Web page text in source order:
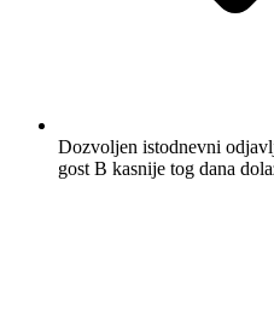
Dozvoljen istodnevni
gost B kasnije tog dana